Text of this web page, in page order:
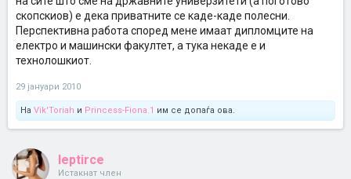
скопскиов) е дека приватните се каде-каде полесни.
Перспективна работа според мене имаат дипломците на
електро и машински факултет, а тука некаде е и
технолошкиот.
29 јануари 2010
На Vik'Toriah и Princess-Fiona.1 им се допаѓа ова.
leptirce
Истакнат член